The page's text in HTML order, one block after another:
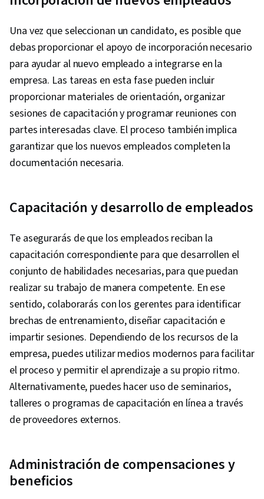
Una vez que seleccionan un candidato, es posible que
debas proporcionar el apoyo de incorporación necesario
para ayudar al nuevo empleado a integrarse en la
empresa. Las tareas en esta fase pueden incluir
proporcionar materiales de orientación, organizar
sesiones de capacitación y programar reuniones con
partes interesadas clave. El proceso también implica
garantizar que los nuevos empleados completen la
documentación necesaria.
Capacitación y desarrollo de empleados
Te asegurarás de que los empleados reciban la
capacitación correspondiente para que desarrollen el
conjunto de habilidades necesarias, para que puedan
realizar su trabajo de manera competente. En ese
sentido, colaborarás con los gerentes para identificar
brechas de entrenamiento, diseñar capacitación e
impartir sesiones. Dependiendo de los recursos de la
empresa, puedes utilizar medios modernos para facilitar
el proceso y permitir el aprendizaje a su propio ritmo.
Alternativamente, puedes hacer uso de seminarios,
talleres o programas de capacitación en línea a través
de proveedores externos.
Administración de compensaciones y
beneficios